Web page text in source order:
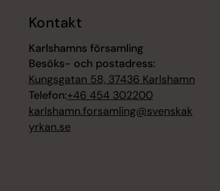
Kontakt
Karlshamns församling
Besöks- och postadress:
Kungsgatan 58, 37436 Karlshamn
Telefon:+46 454 302200
karlshamn.forsamling@svenskak
yrkan.se